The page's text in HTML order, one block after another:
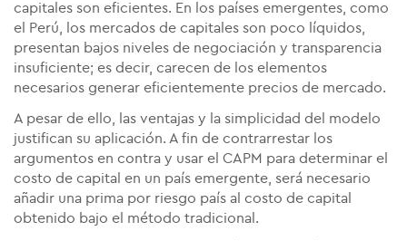
capitales son eficientes. En los países emergentes, como
el Perú, los mercados de capitales son poco líquidos,
presentan bajos niveles de negociación y transparencia
insuficiente; es decir, carecen de los elementos
necesarios generar eficientemente precios de mercado.
A pesar de ello, las ventajas y la simplicidad del modelo
justifican su aplicación. A fin de contrarrestar los
argumentos en contra y usar el CAPM para determinar el
costo de capital en un país emergente, será necesario
añadir una prima por riesgo país al costo de capital
obtenido bajo el método tradicional.